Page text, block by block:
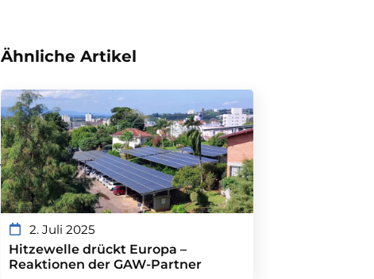
Ähnliche Artikel
2. Juli 2025
Hitzewelle drückt Europa –
Reaktionen der GAW-Partner